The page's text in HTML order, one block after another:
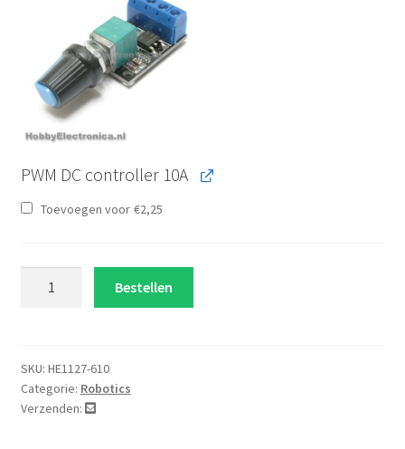
PWM DC controller 10A
Toevoegen voor €2,25
zwart
aantal
Bestellen
SKU: HE1127-610
Categorie: Robotics
Verzenden: